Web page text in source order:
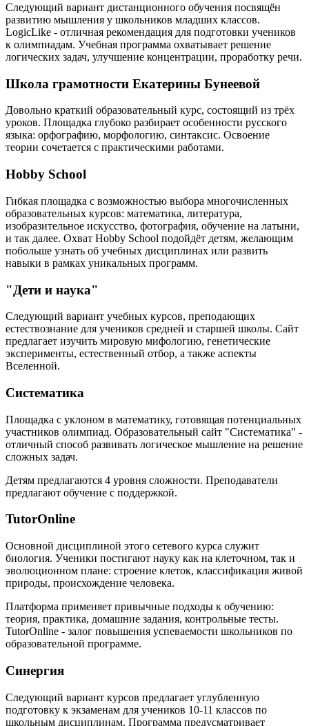
Следующий вариант дистанционного обучения посвящён
развитию мышления у школьников младших классов.
LogicLike - отличная рекомендация для подготовки учеников
к олимпиадам. Учебная программа охватывает решение
логических задач, улучшение концентрации, проработку речи.
Школа грамотности Екатерины Бунеевой
Довольно краткий образовательный курс, состоящий из трёх
уроков. Площадка глубоко разбирает особенности русского
языка: орфографию, морфологию, синтаксис. Освоение
теории сочетается с практическими работами.
Hobby School
Гибкая площадка с возможностью выбора многочисленных
образовательных курсов: математика, литература,
изобразительное искусство, фотография, обучение на латыни,
и так далее. Охват Hobby School подойдёт детям, желающим
побольше узнать об учебных дисциплинах или развить
навыки в рамках уникальных программ.
"Дети и наука"
Следующий вариант учебных курсов, преподающих
естествознание для учеников средней и старшей школы. Сайт
предлагает изучить мировую мифологию, генетические
эксперименты, естественный отбор, а также аспекты
Вселенной.
Систематика
Площадка с уклоном в математику, готовящая потенциальных
участников олимпиад. Образовательный сайт "Систематика" -
отличный способ развивать логическое мышление на решение
сложных задач.
Детям предлагаются 4 уровня сложности. Преподаватели
предлагают обучение с поддержкой.
TutorOnline
Основной дисциплиной этого сетевого курса служит
биология. Ученики постигают науку как на клеточном, так и
эволюционном плане: строение клеток, классификация живой
природы, происхождение человека.
Платформа применяет привычные подходы к обучению:
теория, практика, домашние задания, контрольные тесты.
TutorOnline - залог повышения успеваемости школьников по
образовательной программе.
Синергия
Следующий вариант курсов предлагает углубленную
подготовку к экзаменам для учеников 10-11 классов по
школьным дисциплинам. Программа предусматривает